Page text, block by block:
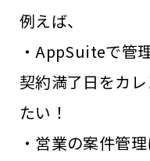
例えば、
・AppSuiteで管
契約満了日をカ
たい！
・営業の案件管